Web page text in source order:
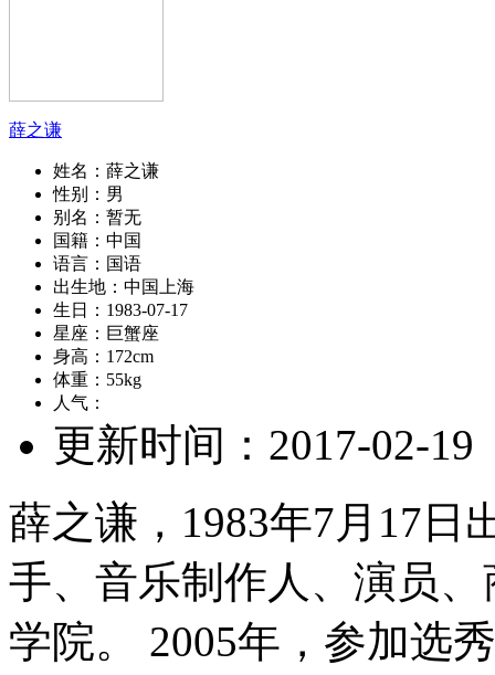
薛之谦
姓名： 薛之谦
性别： 男
别名： 暂无
国籍： 中国
语言： 国语
出生地： 中国上海
生日： 1983-07-17
星座： 巨蟹座
身高： 172cm
体重： 55kg
人气：
更新时间： 2017-02-19
薛之谦，1983年7月17日
手、音乐制作人、演员
学院。 2005年，参加选